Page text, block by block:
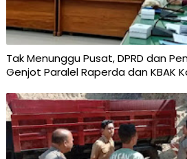
Tak Menunggu Pusat, DPRD dan
Genjot Paralel Raperda dan KBAK